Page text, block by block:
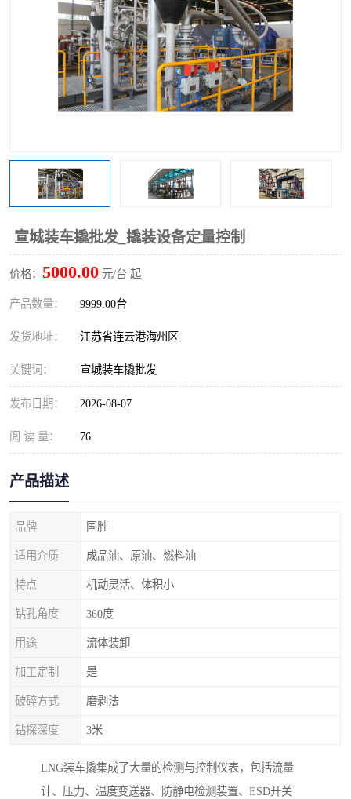
宣城装车撬批发_撬装设备定量控制
价格： 5000.00 元/台 起
产品数量： 9999.00台
发货地址： 江苏省连云港海州区
关键词： 宣城装车撬批发
发布日期： 2026-08-07
阅 读 量： 76
产品描述
品牌 国胜
适用介质 成品油、原油、燃料油
特点 机动灵活、体积小
钻孔角度 360度
用途 流体装卸
加工定制 是
破碎方式 磨剥法
钻探深度 3米
LNG装车撬集成了大量的检测与控制仪表，包括流量
计、压力、温度变送器、防静电检测装置、ESD开关